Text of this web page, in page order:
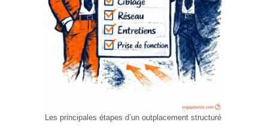
Les principales étapes d’un outplacement structuré